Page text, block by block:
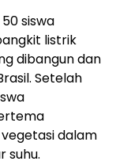
siswa
listrik
dibangun dan
Setelah
dalam
suhu.